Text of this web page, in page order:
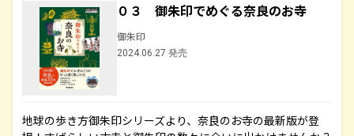
０３ 御朱印でめぐる奈良のお寺
御朱印
2024.06.27 発売
地球の歩き方御朱印シリーズより、奈良のお寺の最新版が登